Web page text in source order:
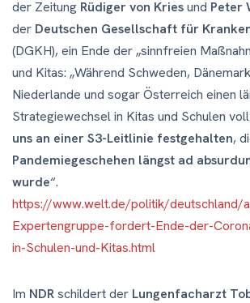
der Zeitung Rüdiger von Kriesund Peter
der Deutschen Gesellschaft für
(DGKH), ein Ende der „sinnfreien
und Kitas: „Während Schweden,
Niederlande und sogar Österreich einen
Strategiewechsel in Kitas und Schulen
uns an einer S3-Leitlinie festgehalten,
Pandemiegeschehen längst ad
wurde“.
https://www.welt.de/politik/deutschland/
Expertengruppe-fordert-Ende-der-
in-Schulen-und-Kitas.html
Im NDRschildert der Lungenfacharzt